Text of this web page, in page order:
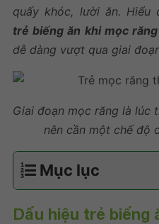
quấy khóc, lười ăn. Hiểu
trẻ biếng ăn khi mọc răng
dễ dàng vượt qua giai
Giai đoạn mọc răng là lúc
nên cần một chế độ
Mục lục
Dấu hiệu trẻ biếng